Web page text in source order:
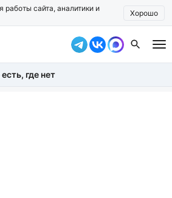
сайта, аналитики и
Хорошо
где нет